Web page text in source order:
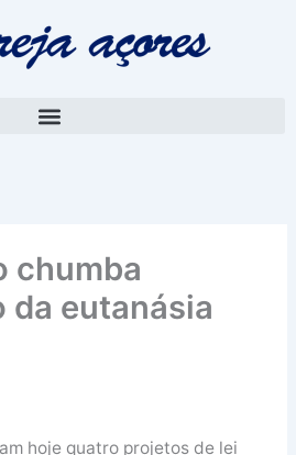
chumba
da eutanásia
hoje quatro projetos de lei